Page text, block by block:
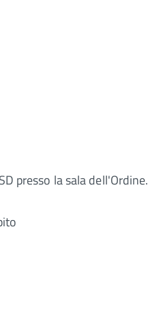
presso la sala dell'Ordine.